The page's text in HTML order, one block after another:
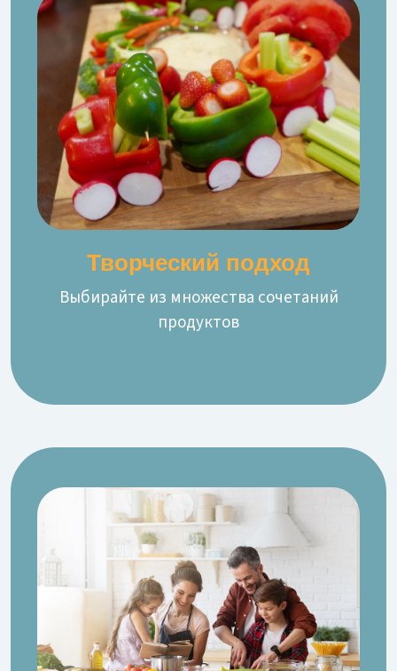
Творческий подход
Выбирайте из множества сочетаний
продуктов